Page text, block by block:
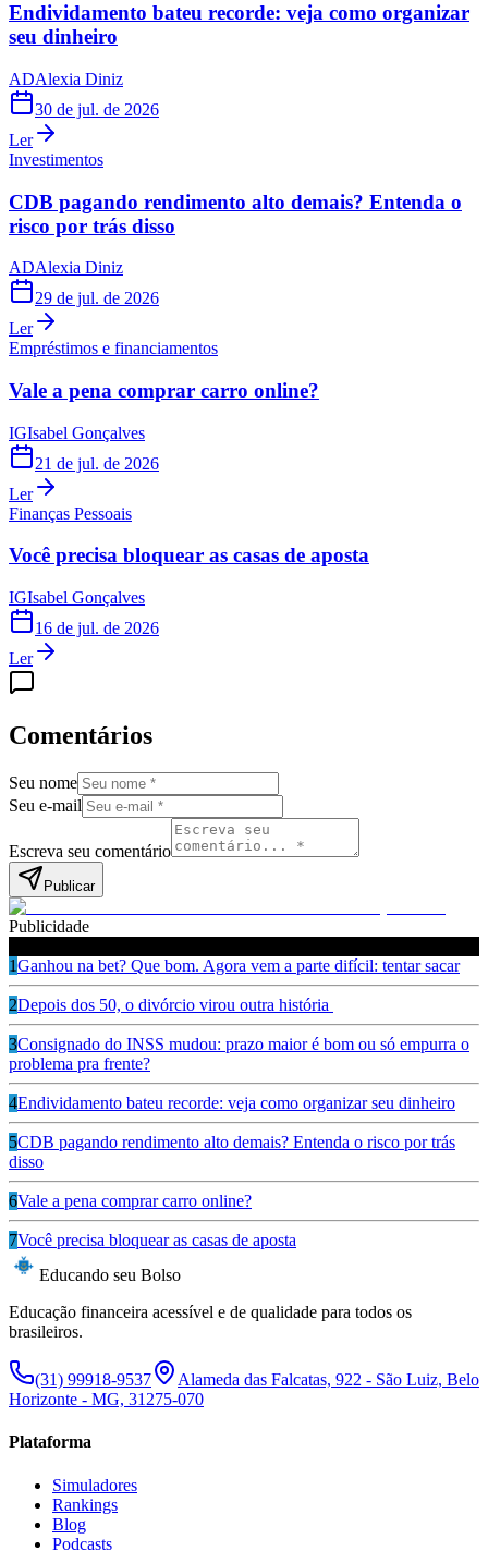
Endividamento bateu recorde: veja como organizar
seu dinheiro
ADAlexia Diniz
30 de jul. de 2026
Ler
Investimentos
CDB pagando rendimento alto demais? Entenda o
risco por trás disso
ADAlexia Diniz
29 de jul. de 2026
Ler
Empréstimos e financiamentos
Vale a pena comprar carro online?
IGIsabel Gonçalves
21 de jul. de 2026
Ler
Finanças Pessoais
Você precisa bloquear as casas de aposta
IGIsabel Gonçalves
16 de jul. de 2026
Ler
Comentários
Seu nome
Seu e-mail
Escreva seu comentário
Publicar
Publicidade
1Ganhou na bet? Que bom. Agora vem a parte difícil: tentar sacar
2Depois dos 50, o divórcio virou outra história
3Consignado do INSS mudou: prazo maior é bom ou só empurra o
problema pra frente?
4Endividamento bateu recorde: veja como organizar seu dinheiro
5CDB pagando rendimento alto demais? Entenda o risco por trás
disso
6Vale a pena comprar carro online?
7Você precisa bloquear as casas de aposta
Educando seu Bolso
Educação financeira acessível e de qualidade para todos os
brasileiros.
(31) 99918-9537
Alameda das Falcatas, 922 - São Luiz, Belo
Horizonte - MG, 31275-070
Plataforma
Simuladores
Rankings
Blog
Podcasts